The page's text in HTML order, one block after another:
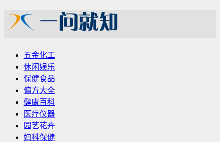
五金化工
休闲娱乐
保健食品
偏方大全
健康百科
医疗仪器
园艺花卉
妇科保健